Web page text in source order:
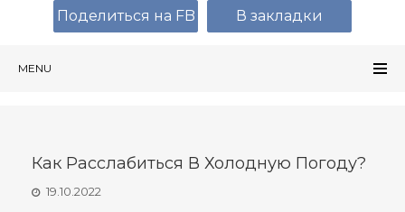
MENU
Как Расслабиться В Холодную Погоду?
19.10.2022
Поделиться на FB В закладки